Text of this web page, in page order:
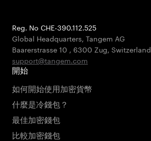
Reg. No CHE-390.112.525
Global Headquarters, Tangem AG
Baarerstrasse 10 , 6300 Zug, Switzerland
support@tangem.com
開始
如何開始使用加密貨幣
什麼是冷錢包？
最佳加密錢包
比較加密錢包